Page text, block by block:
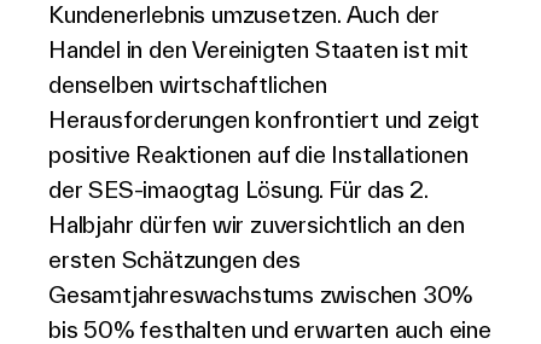
Kundenerlebnis umzusetzen. Auch der
Handel in den Vereinigten Staaten ist mit
denselben wirtschaftlichen
Herausforderungen konfrontiert und zeigt
positive Reaktionen auf die Installationen
der SES-imaogtag Lösung. Für das 2.
Halbjahr dürfen wir zuversichtlich an den
ersten Schätzungen des
Gesamtjahreswachstums zwischen 30%
bis 50% festhalten und erwarten auch eine